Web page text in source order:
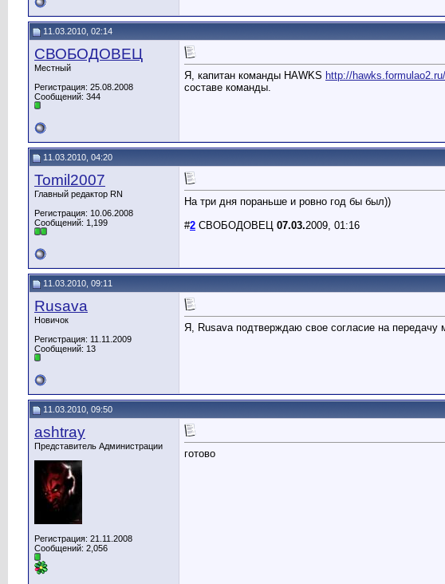
11.03.2010, 02:14
СВОБОДОВЕЦ
Местный
Регистрация: 25.08.2008
Сообщений: 344
Я, капитан команды HAWKS http://hawks.formulao2.ru/
составе команды.
11.03.2010, 04:20
Tomil2007
Главный редактор RN
Регистрация: 10.06.2008
Сообщений: 1,199
На три дня пораньше и ровно год бы был))
#2 СВОБОДОВЕЦ 07.03.2009, 01:16
11.03.2010, 09:11
Rusava
Новичок
Регистрация: 11.11.2009
Сообщений: 13
Я, Rusava подтверждаю свое согласие на
11.03.2010, 09:50
ashtray
Представитель Администрации
Регистрация: 21.11.2008
Сообщений: 2,056
готово